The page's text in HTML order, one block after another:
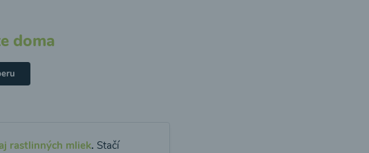
doma
rastlinných mliek. Stačí